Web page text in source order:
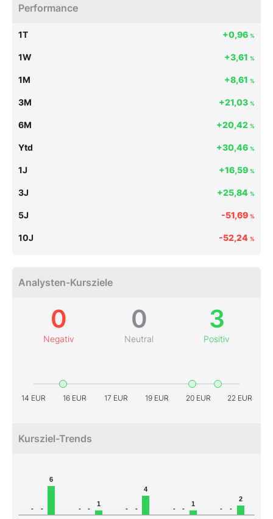
Performance
1T +0,96 %
1W +3,61 %
1M +8,61 %
3M +21,03 %
6M +20,42 %
Ytd +30,46 %
1J +16,59 %
3J +25,84 %
5J -51,69 %
10J -52,24 %
Analysten-Kursziele
0
Negativ
0
Neutral
3
Positiv
14 EUR 16 EUR 17 EUR 19 EUR 20 EUR 22 EUR
Kursziel-Trends
- - - - -
- - - - -
6
1
4
1
2